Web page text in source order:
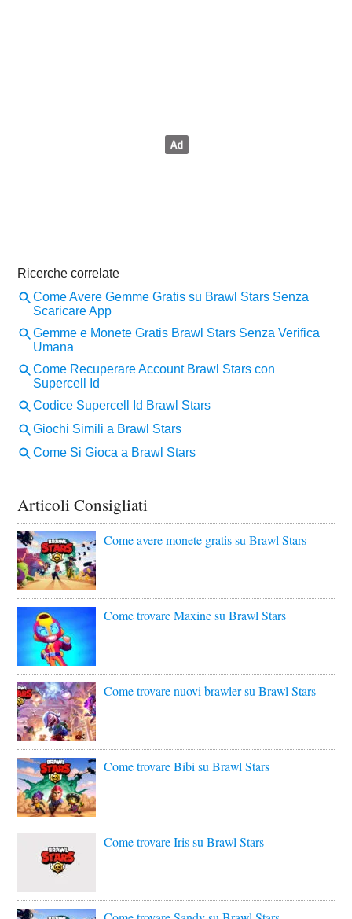
Articoli Consigliati
Come avere monete gratis su Brawl Stars
Come trovare Maxine su Brawl Stars
Come trovare nuovi brawler su Brawl Stars
Come trovare Bibi su Brawl Stars
Come trovare Iris su Brawl Stars